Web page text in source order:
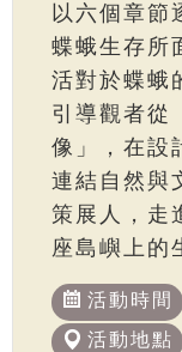
以六個章節
蝶蛾生存所
活對於蝶蛾
引導觀者從
像」，在設
連結自然與
策展人，走
座島嶼上的
活動時間
活動地點